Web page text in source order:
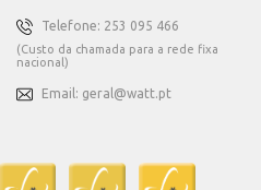
Telefone: 253 095 466
(Custo da chamada para a rede fixa
nacional)
Email: geral@watt.pt